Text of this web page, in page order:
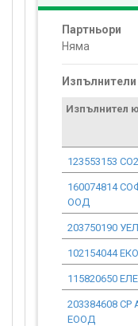
Партньори
Няма
Изпълнители
Изпълнител
123553153
160074814
ООД
203750190
102154044
115820650
203384608
ЕООД